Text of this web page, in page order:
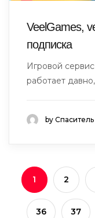
VeelGames,
подписка
Игровой
работает
by Спаситель
1 2
36 37